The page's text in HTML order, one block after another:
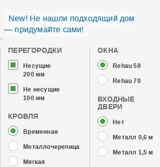
New! Не нашли подходящий дом
— придумайте сами!
ПЕРЕГОРОДКИ
Несущие
200 мм
Не несущие
100 мм
КРОВЛЯ
Временная
Металлочерепица
Мягкая
ОКНА
Rehau 58
Rehau 70
ВХОДНЫЕ
ДВЕРИ
Нет
Металл 0,6 мм
Металл 1,5 мм